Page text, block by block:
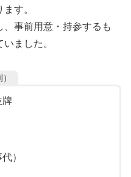
す。
事前用意・持参するも
ました。
牌
）